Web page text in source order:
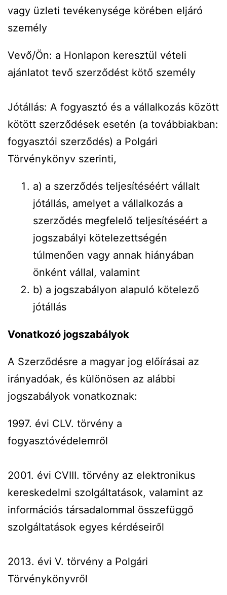
vagy üzleti tevékenysége körében eljáró
személy
Vevő/Ön: a Honlapon keresztül vételi
ajánlatot tevő szerződést kötő személy
Jótállás: A fogyasztó és a vállalkozás között
kötött szerződések esetén (a továbbiakban:
fogyasztói szerződés) a Polgári
Törvénykönyv szerinti,
a) a szerződés teljesítéséért vállalt
jótállás, amelyet a vállalkozás a
szerződés megfelelő teljesítéséért a
jogszabályi kötelezettségén
túlmenően vagy annak hiányában
önként vállal, valamint
b) a jogszabályon alapuló kötelező
jótállás
Vonatkozó jogszabályok
A Szerződésre a magyar jog előírásai az
irányadóak, és különösen az alábbi
jogszabályok vonatkoznak:
1997. évi CLV. törvény a
fogyasztóvédelemről
2001. évi CVIII. törvény az elektronikus
kereskedelmi szolgáltatások, valamint az
információs társadalommal összefüggő
szolgáltatások egyes kérdéseiről
2013. évi V. törvény a Polgári
Törvénykönyvről